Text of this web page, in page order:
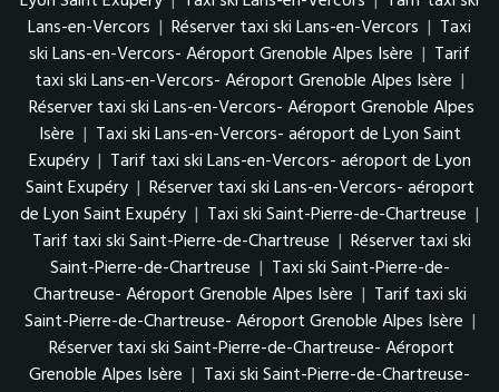
Lans-en-Vercors | Réserver taxi ski Lans-en-Vercors | Taxi
ski Lans-en-Vercors- Aéroport Grenoble Alpes Isère | Tarif
taxi ski Lans-en-Vercors- Aéroport Grenoble Alpes Isère |
Réserver taxi ski Lans-en-Vercors- Aéroport Grenoble Alpes
Isère | Taxi ski Lans-en-Vercors- aéroport de Lyon Saint
Exupéry | Tarif taxi ski Lans-en-Vercors- aéroport de Lyon
Saint Exupéry | Réserver taxi ski Lans-en-Vercors- aéroport
de Lyon Saint Exupéry | Taxi ski Saint-Pierre-de-Chartreuse |
Tarif taxi ski Saint-Pierre-de-Chartreuse | Réserver taxi ski
Saint-Pierre-de-Chartreuse | Taxi ski Saint-Pierre-de-
Chartreuse- Aéroport Grenoble Alpes Isère | Tarif taxi ski
Saint-Pierre-de-Chartreuse- Aéroport Grenoble Alpes Isère |
Réserver taxi ski Saint-Pierre-de-Chartreuse- Aéroport
Grenoble Alpes Isère | Taxi ski Saint-Pierre-de-Chartreuse-